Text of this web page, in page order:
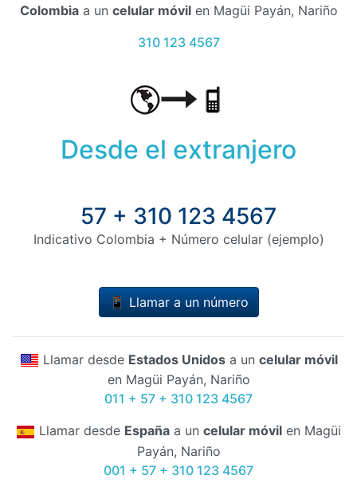
Colombiaa un celular móvilen Magüi Payán, Nariño
310 123 4567
Desde el extranjero
57 + 310 123 4567
Indicativo Colombia + Número celular (ejemplo)
📱 Llamar a un número
Llamar desde Estados Unidosa un celular móvil
en Magüi Payán, Nariño
011 + 57 + 310 123 4567
Llamar desde España a un celular móvil en Magüi
Payán, Nariño
001 + 57 + 310 123 4567